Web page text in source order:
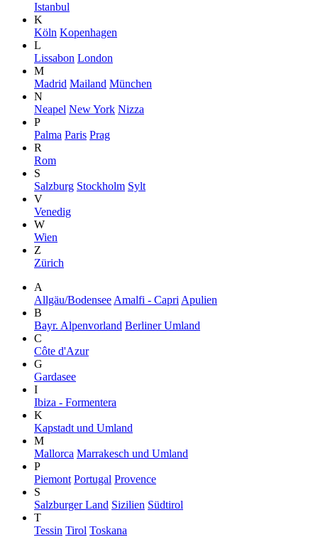
Istanbul
K
Köln Kopenhagen
L
Lissabon London
M
Madrid Mailand München
N
Neapel New York Nizza
P
Palma Paris Prag
R
Rom
S
Salzburg Stockholm Sylt
V
Venedig
W
Wien
Z
Zürich
A
Allgäu/Bodensee Amalfi - Capri Apulien
B
Bayr. Alpenvorland Berliner Umland
C
Côte d'Azur
G
Gardasee
I
Ibiza - Formentera
K
Kapstadt und Umland
M
Mallorca Marrakesch und Umland
P
Piemont Portugal Provence
S
Salzburger Land Sizilien Südtirol
T
Tessin Tirol Toskana